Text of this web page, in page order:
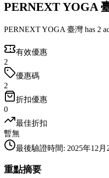
PERNEXT YOGA
PERNEXT YOGA 臺灣 has 2
有效優惠
2
優惠碼
2
折扣優惠
0
最佳折扣
暫無
最後驗證時間: 2025年12月
重點摘要